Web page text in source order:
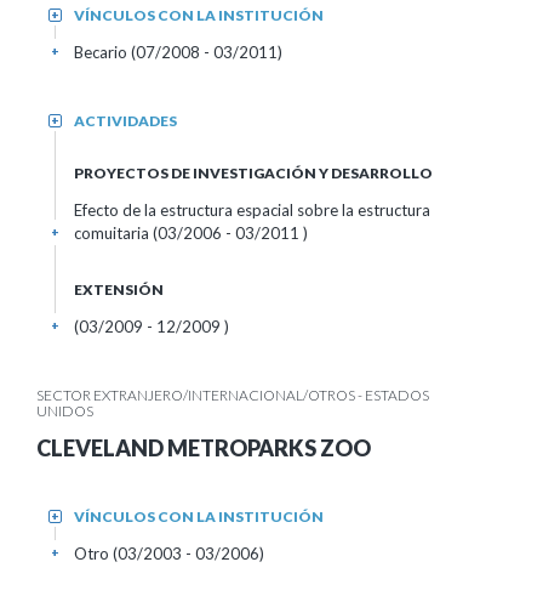
VÍNCULOS CON LA INSTITUCIÓN
+
Becario (07/2008 - 03/2011)
+
ACTIVIDADES
+
PROYECTOS DE INVESTIGACIÓN Y DESARROLLO
Efecto de la estructura espacial sobre la estructura
comuitaria (03/2006 - 03/2011 )
+
EXTENSIÓN
(03/2009 - 12/2009 )
+
SECTOR EXTRANJERO/INTERNACIONAL/OTROS - ESTADOS
UNIDOS
CLEVELAND METROPARKS ZOO
VÍNCULOS CON LA INSTITUCIÓN
+
Otro (03/2003 - 03/2006)
+